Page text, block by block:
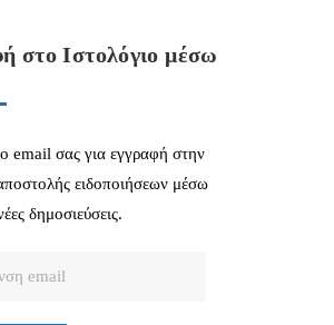
στο Ιστολόγιο μέσω
email σας για εγγραφή στην
ειδοποιήσεων μέσω
δημοσιεύσεις.